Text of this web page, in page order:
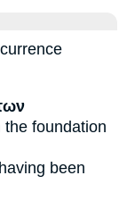
the foundation
having been